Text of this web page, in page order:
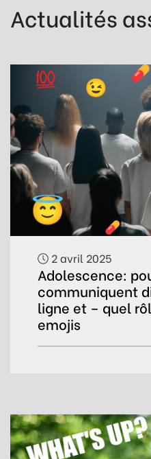
Actualités
2 avril 2025
Adolescence:
communiquent
ligne et – quel
emojis